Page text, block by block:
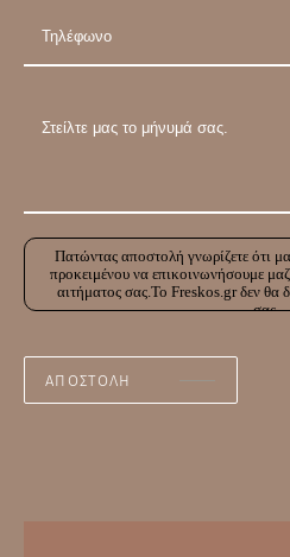
Πατώντας αποστολή γνωρίζετε ότι
προκειμένου να επικοινωνήσουμε
αιτήματος σας.Το Freskos.gr δεν θα
σας.